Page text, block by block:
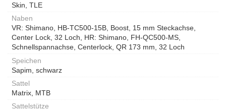
Skin, TLE
Naben
VR: Shimano, HB-TC500-15B, Boost, 15 mm Steckachse,
Center Lock, 32 Loch, HR: Shimano, FH-QC500-MS,
Schnellspannachse, Centerlock, QR 173 mm, 32 Loch
Speichen
Sapim, schwarz
Sattel
Matrix, MTB
Sattelstütze